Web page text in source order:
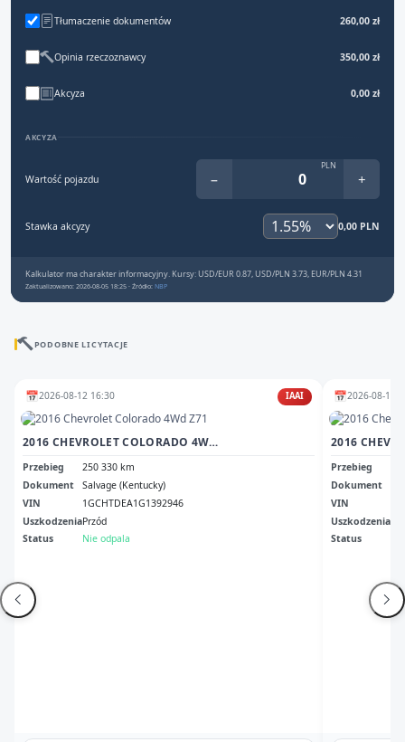
Tłumaczenie dokumentów 260,00 zł
Opinia rzeczoznawcy 350,00 zł
Akcyza 0,00 zł
AKCYZA
Wartość pojazdu −
PLN
+
Stawka akcyzy 0,00 PLN
Kalkulator ma charakter informacyjny. Kursy: USD/EUR 0.87, USD/PLN 3.73, EUR/PLN 4.31
Zaktualizowano: 2026-08-05 18:25 · Źródło: NBP
PODOBNE LICYTACJE
📅2026-08-12 16:30 IAAI
2016 CHEVROLET COLORADO 4WD Z71
Przebieg
250 330 km
Dokument
Salvage (Kentucky)
VIN
1GCHTDEA1G1392946
UszkodzeniaPrzód
Status
Nie odpala
📅2026-08-12
Przebieg
Dokument
VIN
Uszkodzenia
Status